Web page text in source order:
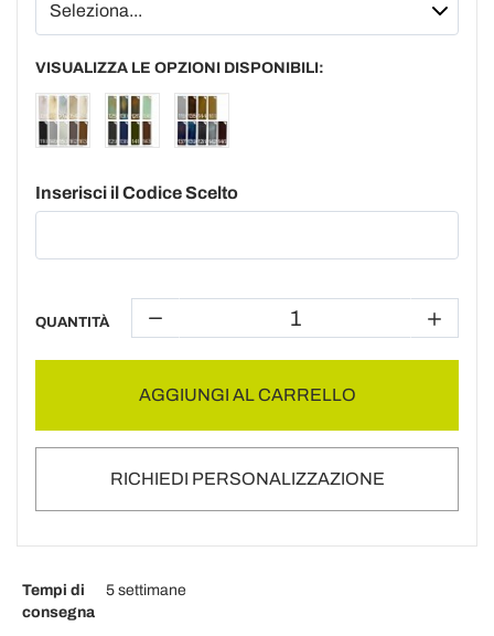
VISUALIZZA LE OPZIONI DISPONIBILI:
Inserisci il Codice Scelto
QUANTITÀ
AGGIUNGI AL CARRELLO
RICHIEDI PERSONALIZZAZIONE
Tempi di
consegna
5 settimane